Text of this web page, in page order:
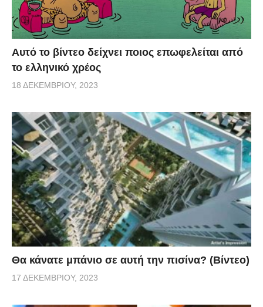
Αυτό το βίντεο δείχνει ποιος επωφελείται από
το ελληνικό χρέος
18 ΔΕΚΕΜΒΡΊΟΥ, 2023
Θα κάνατε μπάνιο σε αυτή την πισίνα? (Βίντεο)
17 ΔΕΚΕΜΒΡΊΟΥ, 2023